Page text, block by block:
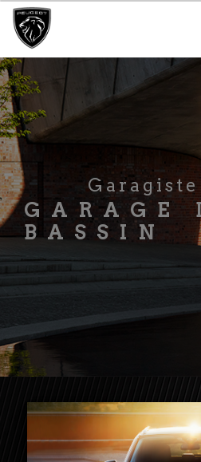
GARAGE DU
BASSIN
Panneau de gestion des cookies